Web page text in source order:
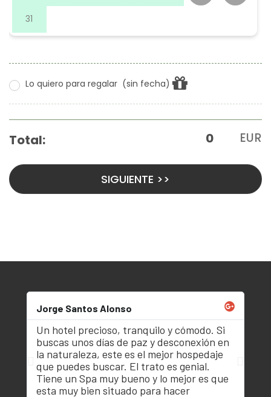
Jorge Santos Alonso
Un hotel precioso, tranquilo y cómodo. Si
buscas unos días de paz y desconexión en
la naturaleza, este es el mejor hospedaje
que puedes buscar. El trato es genial.
Tiene un Spa muy bueno y lo mejor es que
esta muy bien situado para hacer